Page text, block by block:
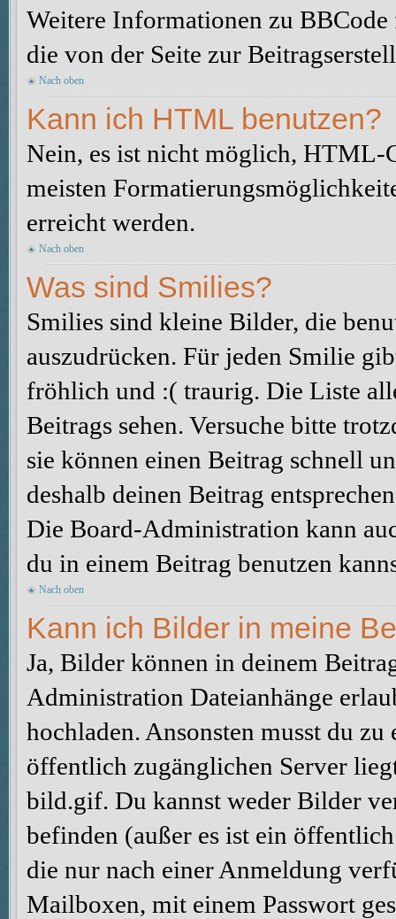
Weitere Informationen zu
die von der Seite zur
Nach oben
Kann ich HTML benutzen?
Nein, es ist nicht möglich, HTML-
meisten
erreicht werden.
Nach oben
Was sind Smilies?
Smilies sind kleine Bilder, die
auszudrücken. Für jeden Smilie
fröhlich und :( traurig. Die Liste
Beitrags sehen. Versuche bitte
sie können einen Beitrag schnell
deshalb deinen Beitrag
Die Board-Administration kann
du in einem Beitrag benutzen
Nach oben
Kann ich Bilder in meine
Ja, Bilder können in deinem
Administration Dateianhänge
hochladen. Ansonsten musst du
öffentlich zugänglichen Server
bild.gif. Du kannst weder Bilder
befinden (außer es ist ein
die nur nach einer Anmeldung
Mailboxen, mit einem Passwort